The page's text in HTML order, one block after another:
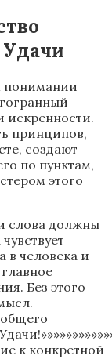
понимании
искренности.
принципов,
создают
по пунктам,
этого
слова должны
в человека и
Без этого
к конкретной